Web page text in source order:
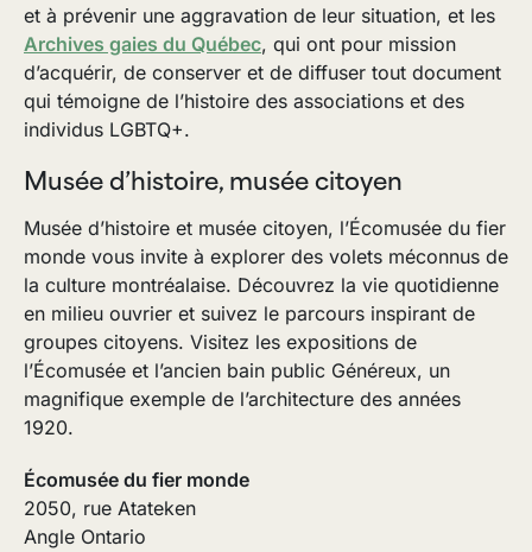
et à prévenir une aggravation de leur situation, et les
Archives gaies du Québec, qui ont pour mission
d’acquérir, de conserver et de diffuser tout document
qui témoigne de l’histoire des associations et des
individus LGBTQ+.
Musée d’histoire, musée citoyen
Musée d’histoire et musée citoyen, l’Écomusée du fier
monde vous invite à explorer des volets méconnus de
la culture montréalaise. Découvrez la vie quotidienne
en milieu ouvrier et suivez le parcours inspirant de
groupes citoyens. Visitez les expositions de
l’Écomusée et l’ancien bain public Généreux, un
magnifique exemple de l’architecture des années
1920.
Écomusée du fier monde
2050, rue Atateken
Angle Ontario